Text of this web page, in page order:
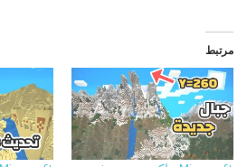
مرتبط